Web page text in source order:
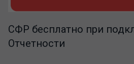
СФР бесплатно при
Отчетности